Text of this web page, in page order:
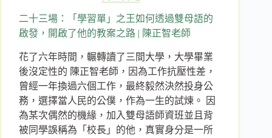
的
啟
之
旅
二十三場：「學習單」之王如何透過雙母語的
啟發，開啟了他的教案之路 | 陳正智老師
花了六年時間，輾轉讀了三間大學，大學畢業
後沒定性的 陳正智老師，因為工作抗壓性差，
曾經一年換過六個工作，最終毅然決然投身公
務，選擇當人民的公僕，作為一生的試煉。 因
為某次偶然的機緣，加入雙母語師資班並且背
被同學誤稱為「校長」的他，真實身分是一所